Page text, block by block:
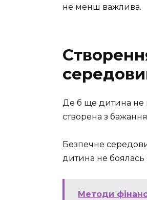
не менш важлива.
Де б ще дитина не
створена з
Безпечне
дитина не боялась
Методи